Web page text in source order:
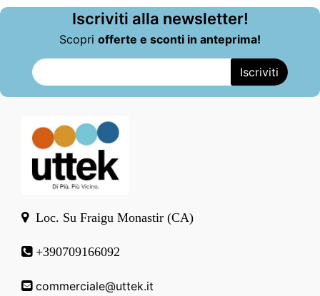
Iscriviti alla newsletter!
Scopri offerte e sconti in anteprima!
Loc. Su Fraigu Monastir (CA)
+390709166092
commerciale@uttek.it